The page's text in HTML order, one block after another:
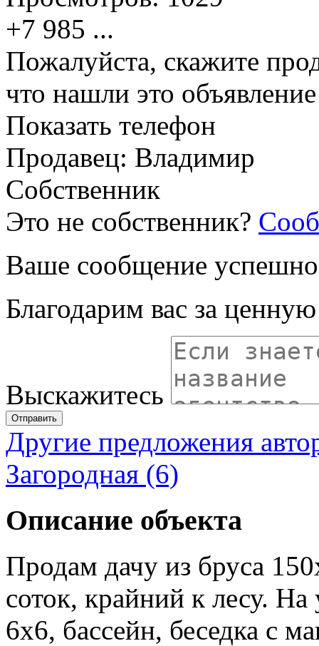
+7 985 ...
Пожалуйста, скажите
что нашли это
Показать телефон
Продавец: Владимир
Собственник
Это не собственник?
Ваше сообщение успешно
Благодарим вас за
Выскажитесь
Отправить
Другие предложения
Загородная (6)
Описание объекта
Продам дачу из бруса
соток, крайний к лесу. На
6х6, бассейн, беседка с